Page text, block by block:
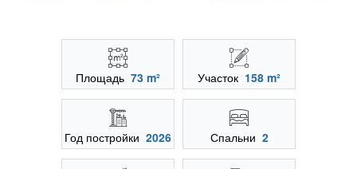
Площадь 73 m² Участок 158 m²
Год постройки 2026 Спальни 2